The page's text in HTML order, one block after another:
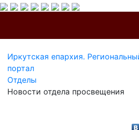
Иркутская епархия.
портал
Отделы
Новости отдела просвещения